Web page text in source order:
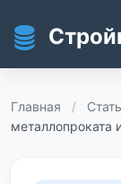
Главная /
металлопроката